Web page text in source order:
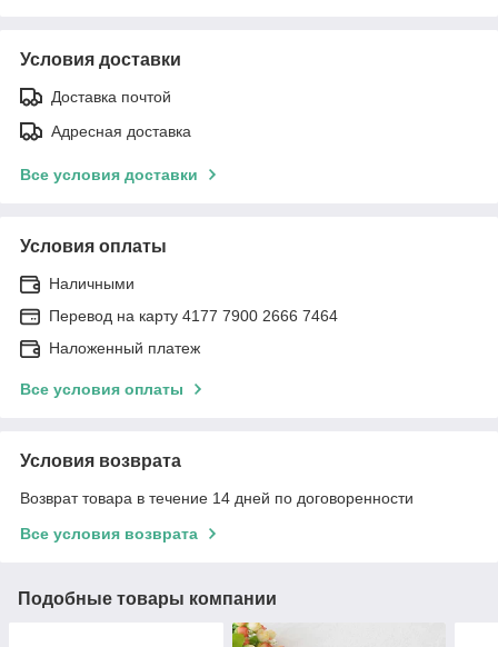
Условия доставки
Доставка почтой
Адресная доставка
Все условия доставки
Условия оплаты
Наличными
Перевод на карту 4177 7900 2666 7464
Наложенный платеж
Все условия оплаты
Условия возврата
Возврат товара в течение 14 дней по договоренности
Все условия возврата
Подобные товары компании